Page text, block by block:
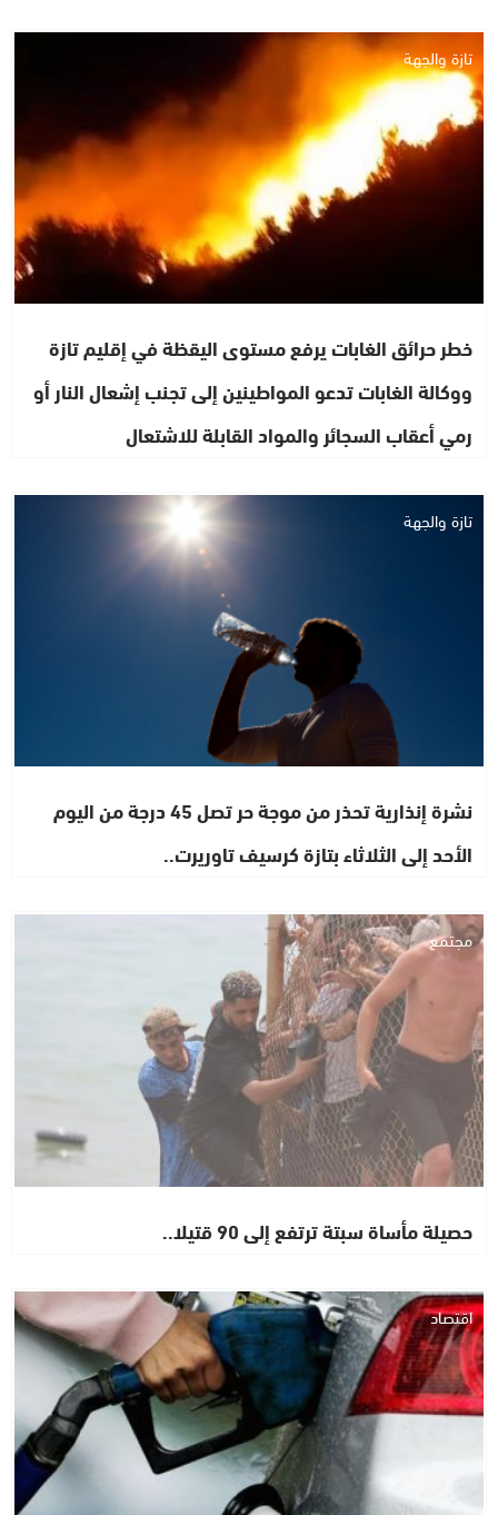
تازة والجهة
خطر حرائق الغابات يرفع مستوى اليقظة في إقليم تازة
ووكالة الغابات تدعو المواطينين إلى تجنب إشعال النار أو
رمي أعقاب السجائر والمواد القابلة للاشتعال
تازة والجهة
نشرة إنذارية تحذر من موجة حر تصل 45 درجة من اليوم
الأحد إلى الثلاثاء بتازة كرسيف تاوريرت..
مجتمع
حصيلة مأساة سبتة ترتفع إلى 90 قتيلا..
اقتصاد